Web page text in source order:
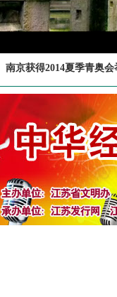
南京获得2014夏季青奥会